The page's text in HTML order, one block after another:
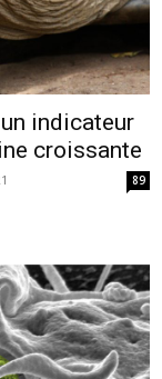
indicateur
croissante
89